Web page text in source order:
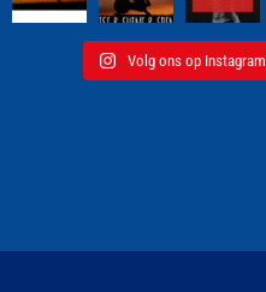
Volg ons op Instagram